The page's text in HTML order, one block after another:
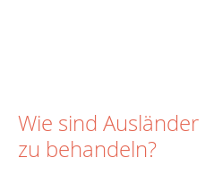
Wie sind
zu behandeln?